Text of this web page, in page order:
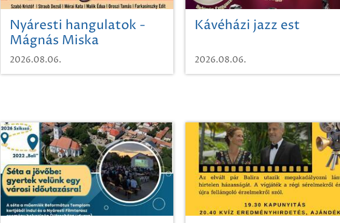
Nyáresti hangulatok -
Mágnás Miska
2026.08.06.
Kávéházi jazz est
2026.08.06.